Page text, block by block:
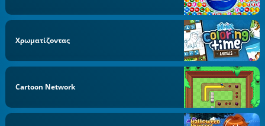
Χρωματίζοντας
Cartoon Network